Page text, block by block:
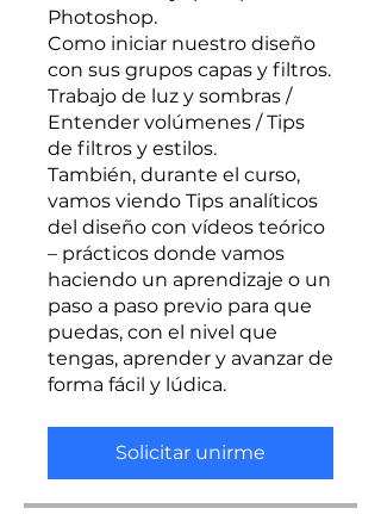
Photoshop.
Como iniciar nuestro diseño
con sus grupos capas y filtros.
Trabajo de luz y sombras /
Entender volúmenes / Tips
de filtros y estilos.
También, durante el curso,
vamos viendo Tips analíticos
del diseño con vídeos teórico
– prácticos donde vamos
haciendo un aprendizaje o un
paso a paso previo para que
puedas, con el nivel que
tengas, aprender y avanzar de
forma fácil y lúdica.
Solicitar unirme